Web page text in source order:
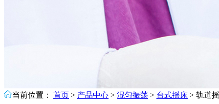
当前位置： 首页 > 产品中心 > 混匀振荡 > 台式摇床 > 轨道